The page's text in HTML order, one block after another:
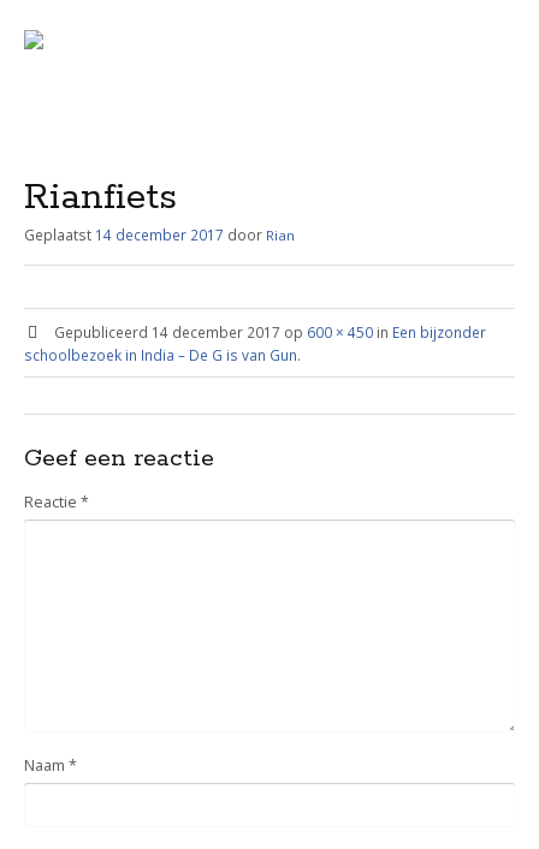
Rianfiets
Geplaatst 14 december 2017 door Rian
Gepubliceerd 14 december 2017 op 600 × 450in Een bijzonder
schoolbezoek in India – De G is van Gun.
Geef een reactie
Reactie *
Naam *